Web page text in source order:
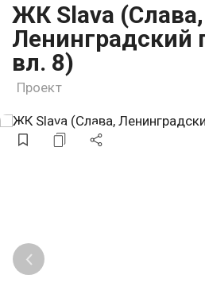
ЖК Slava (Слава,
Ленинградский
вл. 8)
Проект